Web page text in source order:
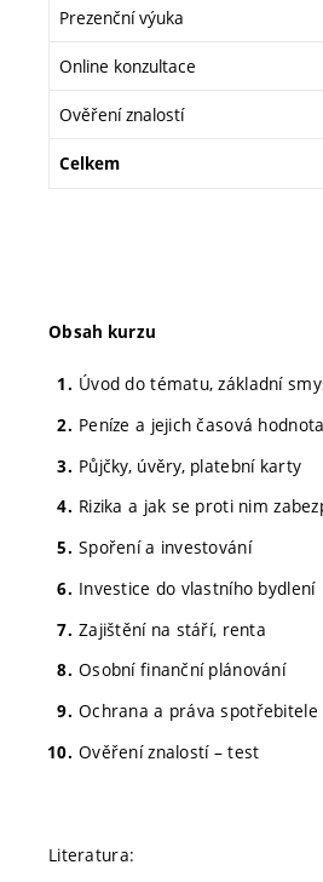
Prezenční výuka
Online konzultace
Ověření znalostí
Celkem
Obsah kurzu
Úvod do tématu, základní
Peníze a jejich časová
Půjčky, úvěry, platební karty
Rizika a jak se proti nim
Spoření a investování
Investice do vlastního bydlení
Zajištění na stáří, renta
Osobní finanční plánování
Ochrana a práva
Ověření znalostí – test
Literatura: